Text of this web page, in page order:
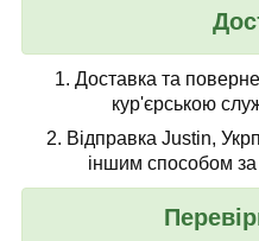
1. Доставка та
кур'єрською
2. Відправка Justin,
іншим способом